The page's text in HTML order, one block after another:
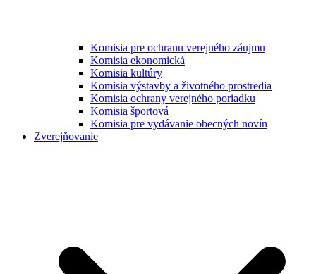
Komisia pre ochranu verejného záujmu
Komisia ekonomická
Komisia kultúry
Komisia výstavby a životného prostredia
Komisia ochrany verejného poriadku
Komisia športová
Komisia pre vydávanie obecných novín
Zverejňovanie